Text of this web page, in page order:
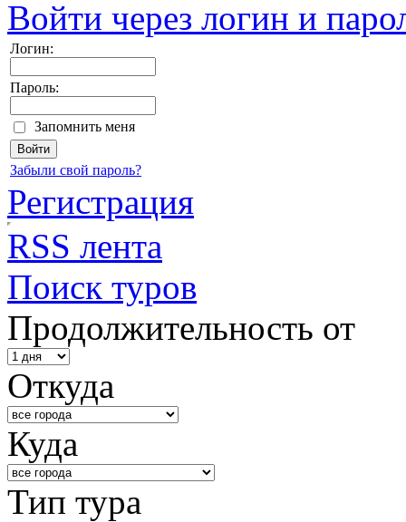
Войти через логин и
Логин:
Пароль:
Запомнить меня
Забыли свой пароль?
Регистрация
RSS лента
Поиск туров
Продолжительность от
Откуда
Куда
Тип тура